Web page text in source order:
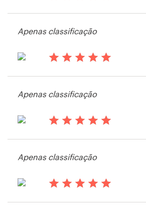
Visualizar seu concurso
Apenas classificação
Apenas classificação
Apenas classificação